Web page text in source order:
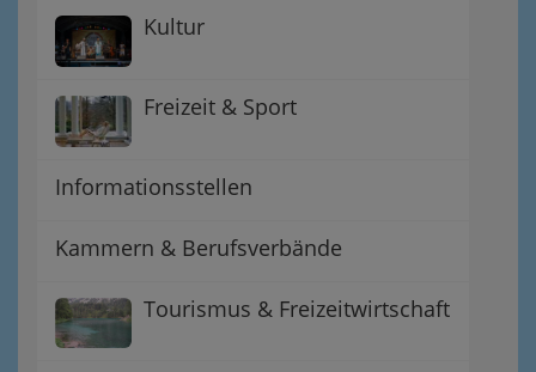
Kultur
Freizeit & Sport
Informationsstellen
Kammern & Berufsverbände
Tourismus & Freizeitwirtschaft